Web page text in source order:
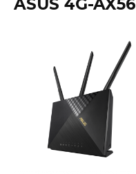
ASUS 4G-AX56